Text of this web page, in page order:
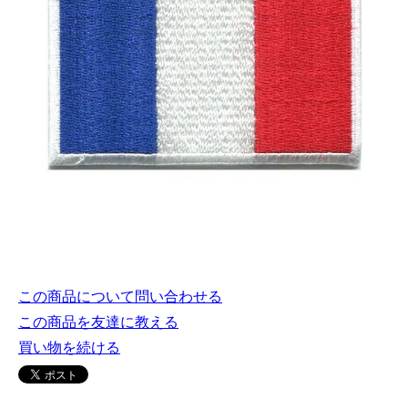
この商品について問い合わせる
この商品を友達に教える
買い物を続ける